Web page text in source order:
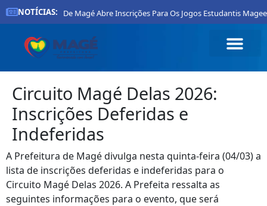
NOTÍCIAS:
Prefeitura De Magé Abre Inscrições Para Os Jogos Estudantis
Circuito Magé Delas 2026:
Inscrições Deferidas e
Indeferidas
A Prefeitura de Magé divulga nesta quinta-feira (04/03) a
lista de inscrições deferidas e indeferidas para o
Circuito Magé Delas 2026. A Prefeita ressalta as
seguintes informações para o evento, que será